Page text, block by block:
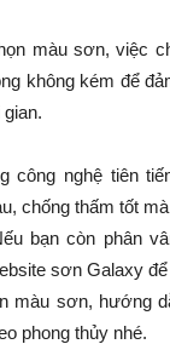
màu sơn, việc
không kém để
công nghệ tiên
chống thấm tốt
bạn còn phân
sơn Galaxy
màu sơn, hướng
phong thủy nhé.